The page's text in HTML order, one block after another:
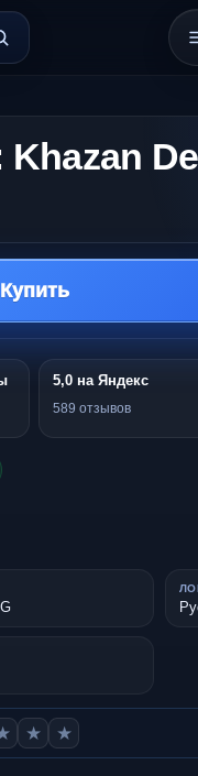
Купить
5,0 на Яндекс
589 отзывов
★ ★